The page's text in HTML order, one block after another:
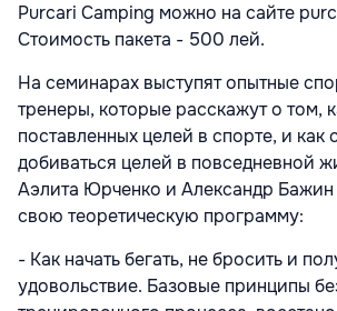
Purcari Camping можно на сайте
Стоимость пакета - 500 лей.
На семинарах выступят опытные
тренеры, которые расскажут о том,
поставленных целей в спорте, и как
добиваться целей в повседневной
Аэлита Юрченко и Александр Бажин
свою теоретическую программу:
- Как начать бегать, не бросить и
удовольствие. Базовые принципы